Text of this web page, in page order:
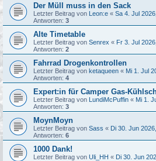
Der Müll muss in den Sack
Letzter Beitrag von Leon:e « Sa 4. Jul
Antworten: 3
Alte Timetable
Letzter Beitrag von Senrex « Fr 3. Jul
Antworten: 2
Fahrrad Drogenkontrollen
Letzter Beitrag von ketaqueen « Mi 1. Jul
Antworten: 4
Expert:in für Camper Gas-
Letzter Beitrag von LundiMcPuffin « Mi 1.
Antworten: 3
MoynMoyn
Letzter Beitrag von Sass « Di 30. Jun
Antworten: 6
1000 Dank!
Letzter Beitrag von Uli_HH « Di 30. Jun